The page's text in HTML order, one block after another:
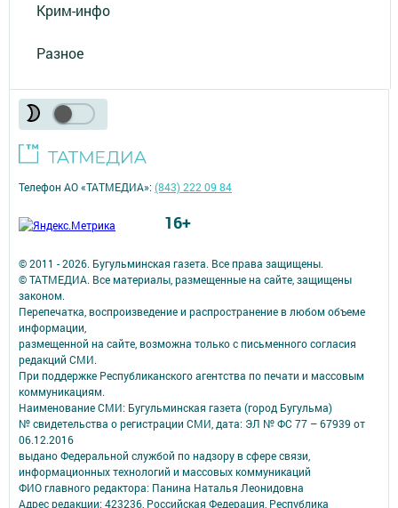
Крим-инфо
Разное
© 2011 - 2026. Бугульминская газета. Все права защищены.
© ТАТМЕДИА. Все материалы, размещенные на сайте, защищены
законом.
Перепечатка, воспроизведение и распространение в любом объеме
информации,
размещенной на сайте, возможна только с письменного согласия
редакций СМИ.
При поддержке Республиканского агентства по печати и массовым
коммуникациям.
Наименование СМИ: Бугульминская газета (город Бугульма)
№ свидетельства о регистрации СМИ, дата: ЭЛ № ФС 77 – 67939 от
06.12.2016
выдано Федеральной службой по надзору в сфере связи,
информационных технологий и массовых коммуникаций
ФИО главного редактора: Панина Наталья Леонидовна
Адрес редакции: 423236, Российская Федерация, Республика
Телефон АО «ТАТМЕДИА»:(843) 222 09 84
16+